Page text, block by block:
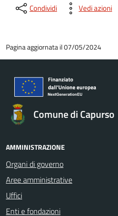
Condividi Vedi azioni
Pagina aggiornata il 07/05/2024
Comune di Capurso
AMMINISTRAZIONE
Organi di governo
Aree amministrative
Uffici
Enti e fondazioni